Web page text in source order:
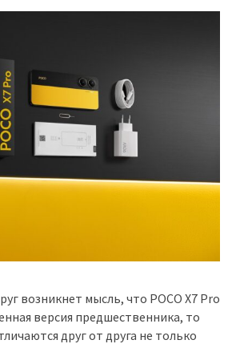
возникнет мысль, что POCO X7 Pro
версия предшественника, то
друг от друга не только